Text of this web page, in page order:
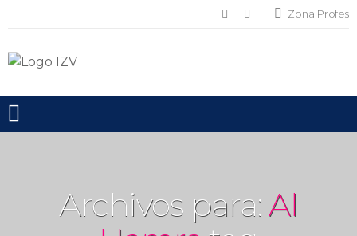
Zona Profes
Toggle mobile menu
Archivos para: Al